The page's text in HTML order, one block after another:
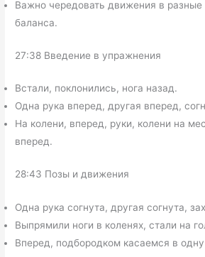
Важно чередовать движения в разные
баланса.
27:38 Введение в упражнения
Встали, поклонились, нога назад.
Одна рука вперед, другая вперед,
На колени, вперед, руки, колени на
вперед.
28:43 Позы и движения
Одна рука согнута, другая согнута,
Выпрямили ноги в коленях, стали на
Вперед, подбородком касаемся в